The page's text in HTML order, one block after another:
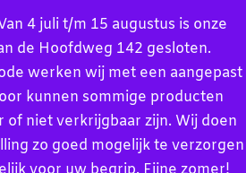
Accept
Deny
voorkeuren
4 juli t/m 15 augustus is onze
de Hoofdweg 142 gesloten.
werken wij met een aangepast
kunnen sommige producten
of niet verkrijgbaar zijn. Wij doen
zo goed mogelijk te verzorgen